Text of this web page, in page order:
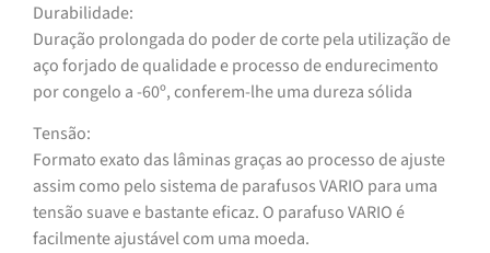
Durabilidade:
Duração prolongada do poder de corte pela utilização de
aço forjado de qualidade e processo de endurecimento
por congelo a -60º, conferem-lhe uma dureza sólida
Tensão:
Formato exato das lâminas graças ao processo de ajuste
assim como pelo sistema de parafusos VARIO para uma
tensão suave e bastante eficaz. O parafuso VARIO é
facilmente ajustável com uma moeda.